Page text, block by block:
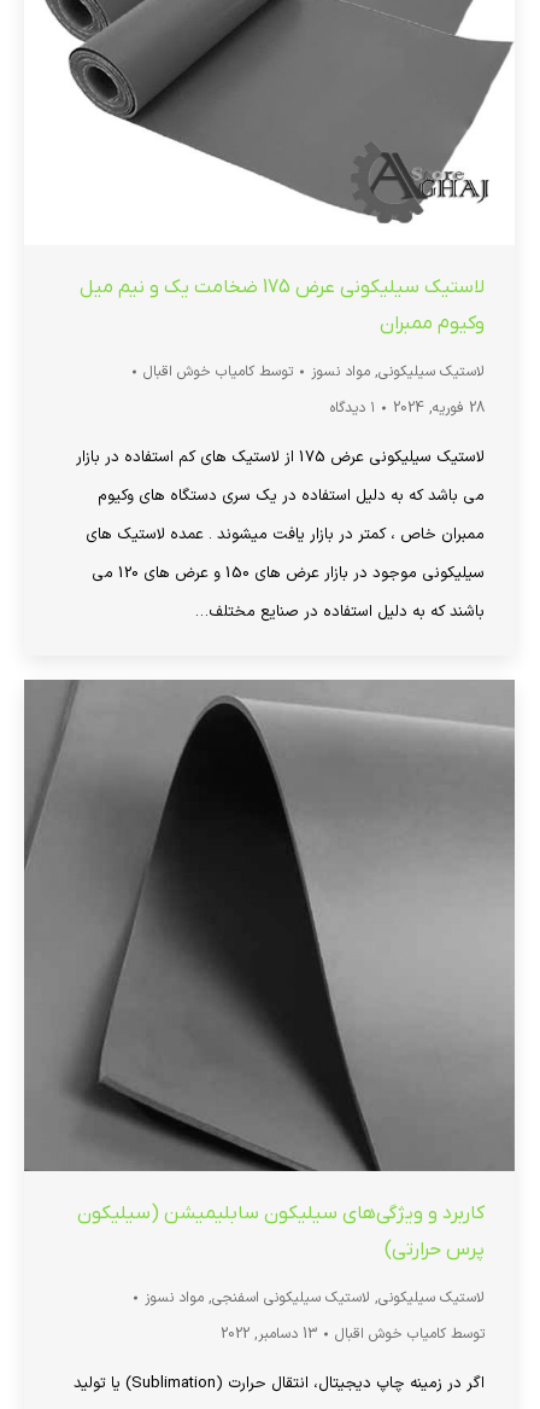
لاستیک سیلیکونی عرض 175 ضخامت یک و نیم میل
وکیوم ممبران
لاستیک سیلیکونی, مواد نسوز توسط کامیاب خوش اقبال
28 فوریه, 2024
۱ دیدگاه
لاستیک سیلیکونی عرض 175 از لاستیک های کم استفاده در بازار
می باشد که به دلیل استفاده در یک سری دستگاه های وکیوم
ممبران خاص ، کمتر در بازار یافت میشوند . عمده لاستیک های
سیلیکونی موجود در بازار عرض های 150 و عرض های 120 می
باشند که به دلیل استفاده در صنایع مختلف…
کاربرد و ویژگی‌های سیلیکون سابلیمیشن (سیلیکون
پرس حرارتی)
لاستیک سیلیکونی, لاستیک سیلیکونی اسفنجی, مواد نسوز
توسط کامیاب خوش اقبال 13 دسامبر, 2022
اگر در زمینه چاپ دیجیتال، انتقال حرارت (Sublimation) یا تولید